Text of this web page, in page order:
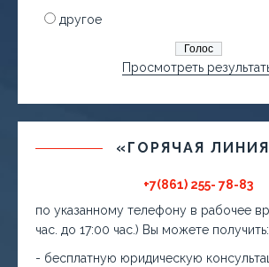
другое
Просмотреть
«ГОРЯЧАЯ
+7(861) 255- 78-83
по указанному телефону в рабочее
час. до 17:00 час.) Вы можете получить:
- бесплатную юридическую